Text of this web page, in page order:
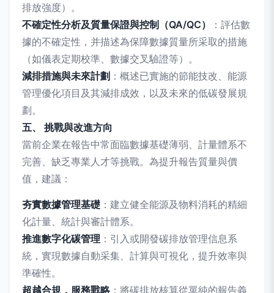
排放強度）。
不確定性分析及質量保證與控制（QA/QC）
：評估數
據的不確定性，并描述為保障數據質量所采取的措施
（如儀表定期校準、數據交叉驗證等）。
減排措施與未來計劃 ：概述已實施的節能技改、能源
管理優化項目及其減排成效，以及未來的低碳發展規
劃。
五、 挑戰與改進方向
當前企業在報告中常面臨數據基礎薄弱、計量體系不
完善、缺乏專業人才等挑戰。為提升報告質量與價
值，建議：
夯實數據管理基礎 ：建立健全能源及物料消耗的精細
化計量、統計與審計體系。
推進數字化碳管理 ：引入或開發碳排放管理信息系
統，實現數據自動采集、計算與可視化，提升效率與
準確性。
超越合規，服務戰略：將碳排放核算從單純的報告義